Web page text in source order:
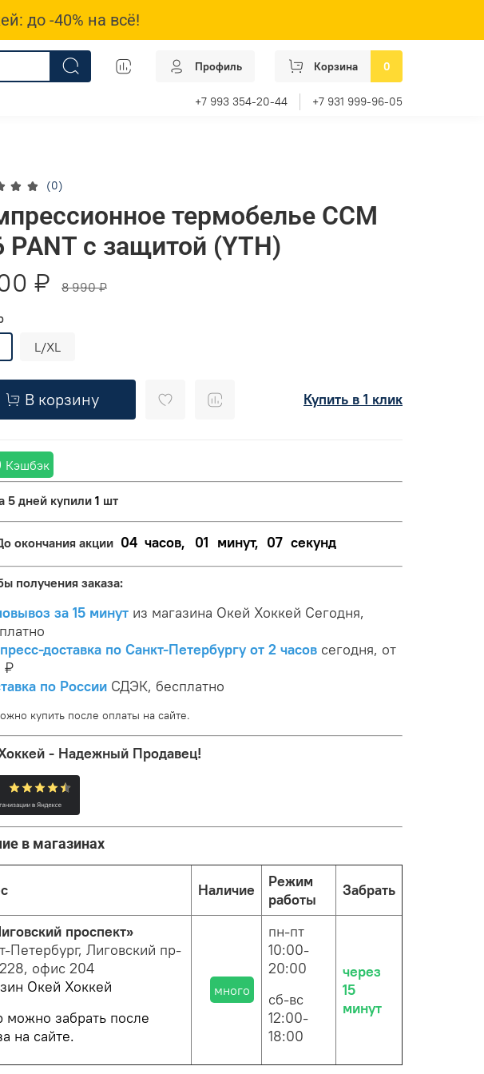
до -40% на всё!
Профиль Корзина 0
+7 993 354-20-44 +7 931 999-96-05
(0)
термобелье CCM
PANT с защитой (YTH)
₽
8 990 ₽
L/XL
В корзину Купить в 1 клик
Кэшбэк
5 дней купили 1 шт
окончания акции 04 часов, 01 минут, 06 секунд
получения заказа:
за 15 минут из магазина Окей Хоккей Сегодня,
доставка по Санкт-Петербургу от 2 часов сегодня, от
₽
по России СДЭК, бесплатно
купить после оплаты на сайте.
- Надежный Продавец!
в магазинах
Наличие
Режим
работы
Забрать
проспект»
Петербург, Лиговский пр-
офис 204
Окей Хоккей
можно забрать после
на сайте.
много
пн-пт
10:00-
20:00
сб-вс
12:00-
18:00
через
15
минут